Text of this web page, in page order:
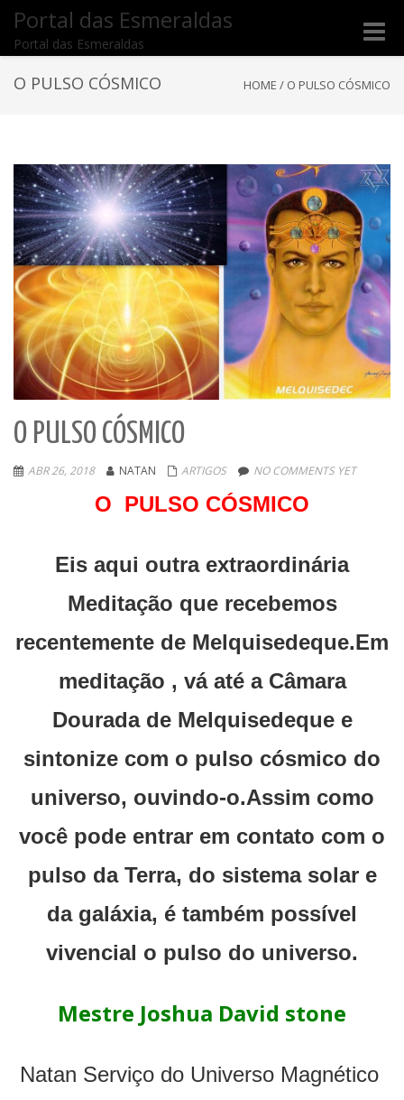
Portal das Esmeraldas
Portal das Esmeraldas
Toggle
O PULSO CÓSMICO HOME / O PULSO CÓSMICO
O PULSO CÓSMICO
ABR 26, 2018 NATAN ARTIGOS NO COMMENTS YET
O PULSO CÓSMICO
Eis aqui outra extraordinária
Meditação que recebemos
recentemente de Melquisedeque.Em
meditação , vá até a Câmara
Dourada de Melquisedeque e
sintonize com o pulso cósmico do
universo, ouvindo-o.Assim como
você pode entrar em contato com o
pulso da Terra, do sistema solar e
da galáxia, é também possível
vivencial o pulso do universo.
Mestre Joshua David stone
Natan Serviço do Universo Magnético